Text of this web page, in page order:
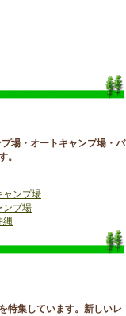
場・オートキャンプ場・バ
。
ャンプ場
ンプ場
縄
特集しています。新しいレ